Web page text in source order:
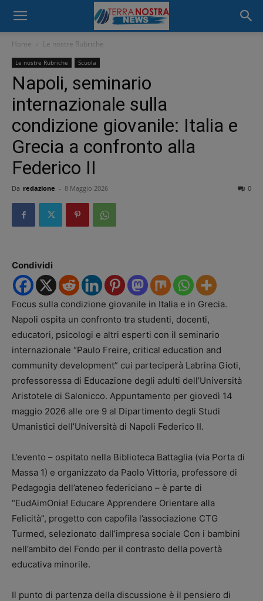
Home Le nostre Rubriche
Le nostre Rubriche Scuola
Napoli, seminario
internazionale sulla
condizione giovanile: Italia e
Grecia a confronto alla
Federico II
Da redazione - 8 Maggio 2026 0
Condividi
Focus sulla condizione giovanile in Italia e in Grecia.
Napoli ospita un confronto tra studenti, docenti,
educatori, psicologi e altri esperti con il seminario
internazionale “Paulo Freire, critical education and
community development” cui parteciperà Labrina Gioti,
professoressa di Educazione degli adulti dell’Università
Aristotele di Salonicco. Appuntamento per giovedì 14
maggio 2026 alle ore 9 al Dipartimento degli Studi
Umanistici dell’Università di Napoli Federico II.
L’evento – ospitato nella Biblioteca Battaglia (via Porta di
Massa 1) e organizzato da Paolo Vittoria, professore di
Pedagogia dell’ateneo federiciano – è parte di
“EudAimOnia! Educare Apprendere Orientare alla
Felicità”, progetto con capofila l’associazione CTG
Turmed, selezionato dall’impresa sociale Con i bambini
nell’ambito del Fondo per il contrasto della povertà
educativa minorile.
Il punto di partenza della discussione è il pensiero di